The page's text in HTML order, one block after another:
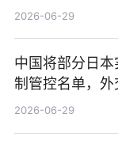
产 速看
2026-06-29
中国将部分日
制管控名单，外
递
2026-06-29